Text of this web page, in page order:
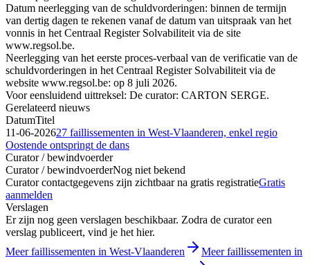
Datum neerlegging van de schuldvorderingen: binnen de termijn
van dertig dagen te rekenen vanaf de datum van uitspraak van het
vonnis in het Centraal Register Solvabiliteit via de site
www.regsol.be.
Neerlegging van het eerste proces-verbaal van de verificatie van de
schuldvorderingen in het Centraal Register Solvabiliteit via de
website www.regsol.be: op 8 juli 2026.
Voor eensluidend uittreksel: De curator: CARTON SERGE.
Gerelateerd nieuws
DatumTitel
11-06-202627 faillissementen in West-Vlaanderen, enkel regio
Oostende ontspringt de dans
Curator / bewindvoerder
Curator / bewindvoerderNog niet bekend
Curator contactgegevens zijn zichtbaar na gratis registratieGratis
aanmelden
Verslagen
Er zijn nog geen verslagen beschikbaar. Zodra de curator een
verslag publiceert, vind je het hier.
Meer faillissementen in West-Vlaanderen
Meer faillissementen in